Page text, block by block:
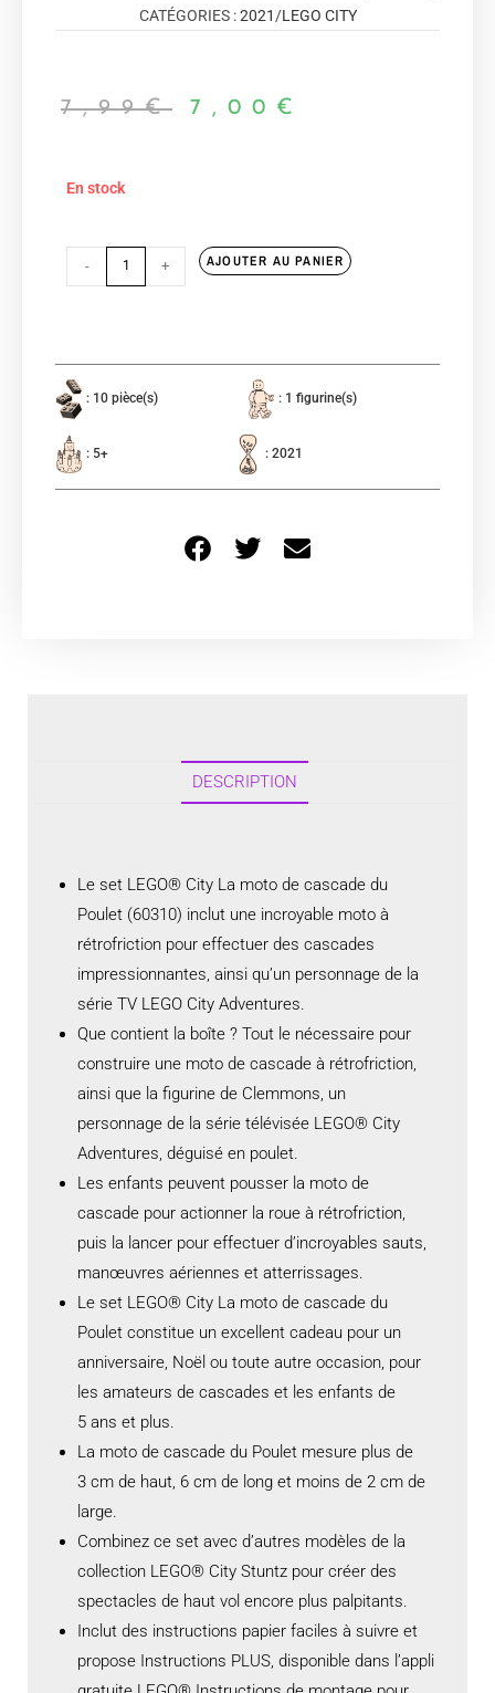
CATÉGORIES :2021 /LEGO CITY
7,99€ 7,00 €
En stock
- + AJOUTER AU PANIER
: 10 pièce(s) : 1 figurine(s)
: 5+ : 2021
DESCRIPTION
Le set LEGO® City La moto de cascade du
Poulet (60310) inclut une incroyable moto à
rétrofriction pour effectuer des cascades
impressionnantes, ainsi qu’un personnage de la
série TV LEGO City Adventures.
Que contient la boîte ? Tout le nécessaire pour
construire une moto de cascade à rétrofriction,
ainsi que la figurine de Clemmons, un
personnage de la série télévisée LEGO® City
Adventures, déguisé en poulet.
Les enfants peuvent pousser la moto de
cascade pour actionner la roue à rétrofriction,
puis la lancer pour effectuer d’incroyables sauts,
manœuvres aériennes et atterrissages.
Le set LEGO® City La moto de cascade du
Poulet constitue un excellent cadeau pour un
anniversaire, Noël ou toute autre occasion, pour
les amateurs de cascades et les enfants de
5 ans et plus.
La moto de cascade du Poulet mesure plus de
3 cm de haut, 6 cm de long et moins de 2 cm de
large.
Combinez ce set avec d’autres modèles de la
collection LEGO® City Stuntz pour créer des
spectacles de haut vol encore plus palpitants.
Inclut des instructions papier faciles à suivre et
propose Instructions PLUS, disponible dans l’appli